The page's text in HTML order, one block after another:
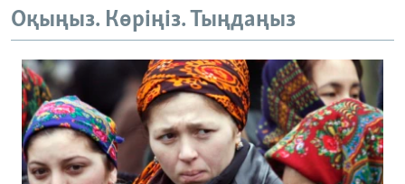
Оқыңыз. Көріңіз. Тыңдаңыз